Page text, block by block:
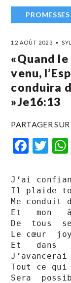
12 AOÛT 2023
«Quand
venu,
conduira
»Je16:13
PARTAGER SUR
J’ai
Il plaide
Me conduit
Et   mon
De  tous
Le cœur
Et   dans
Tout ce
Sera